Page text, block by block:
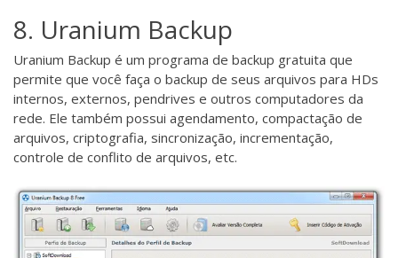
8. Uranium Backup
Uranium Backup é um programa de backup gratuita que
permite que você faça o backup de seus arquivos para HDs
internos, externos, pendrives e outros computadores da
rede. Ele também possui agendamento, compactação de
arquivos, criptografia, sincronização, incrementação,
controle de conflito de arquivos, etc.